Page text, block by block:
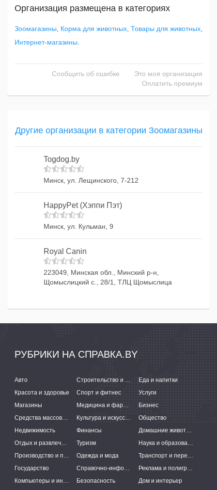
Организация размещена в категориях
Зоомагазины Корма для животных Товары для животных
Интернет-магазины
Сообщить об ошибке
Это моя организация
Оплатить премиум
Другие организации в категории Зоомагазины
Togdog.by
Минск, ул. Лещинского, 7-212
HappyPet (Хэппи Пэт)
Минск, ул. Кульман, 9
Royal Canin
223049, Минская обл., Минский р-н,
Щомыслицкий с., 28/1, ТЛЦ Щомыслица
РУБРИКИ НА СПРАВКА.BY
Авто Строительство и ремонт
Еда и напитки
Красота и здоровье
Спорт и фитнес
Услуги
Магазины
Медицина и фармацевтика
Бизнес
Средства массовой информации
Культура и искусство
Общество
Недвижимость
Финансы
Домашние животные
Отдых и развлечения
Туризм
Наука и образование
Производство и поставки
Одежда и мода
Транспорт и перевозки
Государство
Справочно-информационные системы
Реклама и полиграфия
Компьютеры и интернет
Безопасность Дом и интерьер